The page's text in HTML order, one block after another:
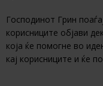
Господинот Грин
корисниците објави
која ќе помогне во
кај корисниците и ќе